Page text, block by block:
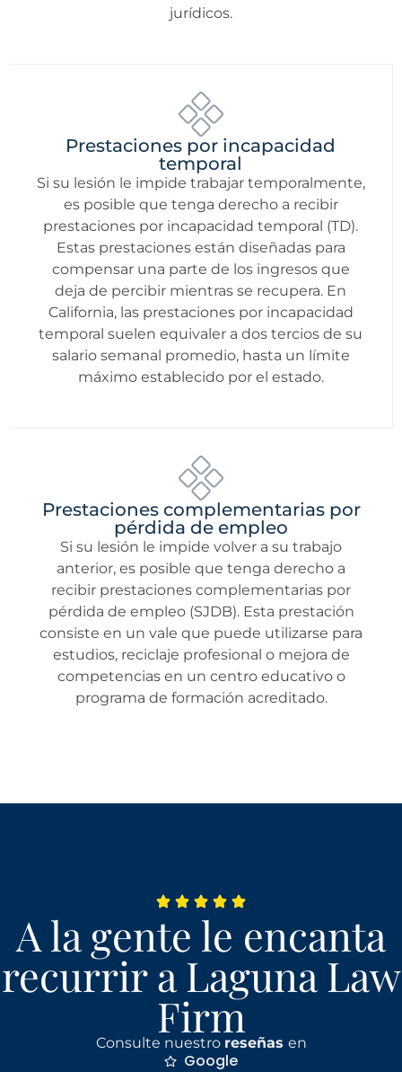
jurídicos.
Prestaciones por incapacidad
temporal
Si su lesión le impide trabajar temporalmente,
es posible que tenga derecho a recibir
prestaciones por incapacidad temporal (TD).
Estas prestaciones están diseñadas para
compensar una parte de los ingresos que
deja de percibir mientras se recupera. En
California, las prestaciones por incapacidad
temporal suelen equivaler a dos tercios de su
salario semanal promedio, hasta un límite
máximo establecido por el estado.
Prestaciones complementarias por
pérdida de empleo
Si su lesión le impide volver a su trabajo
anterior, es posible que tenga derecho a
recibir prestaciones complementarias por
pérdida de empleo (SJDB). Esta prestación
consiste en un vale que puede utilizarse para
estudios, reciclaje profesional o mejora de
competencias en un centro educativo o
programa de formación acreditado.
A la gente le encanta
recurrir a Laguna Law
Firm
Consulte nuestro reseñas en
Google